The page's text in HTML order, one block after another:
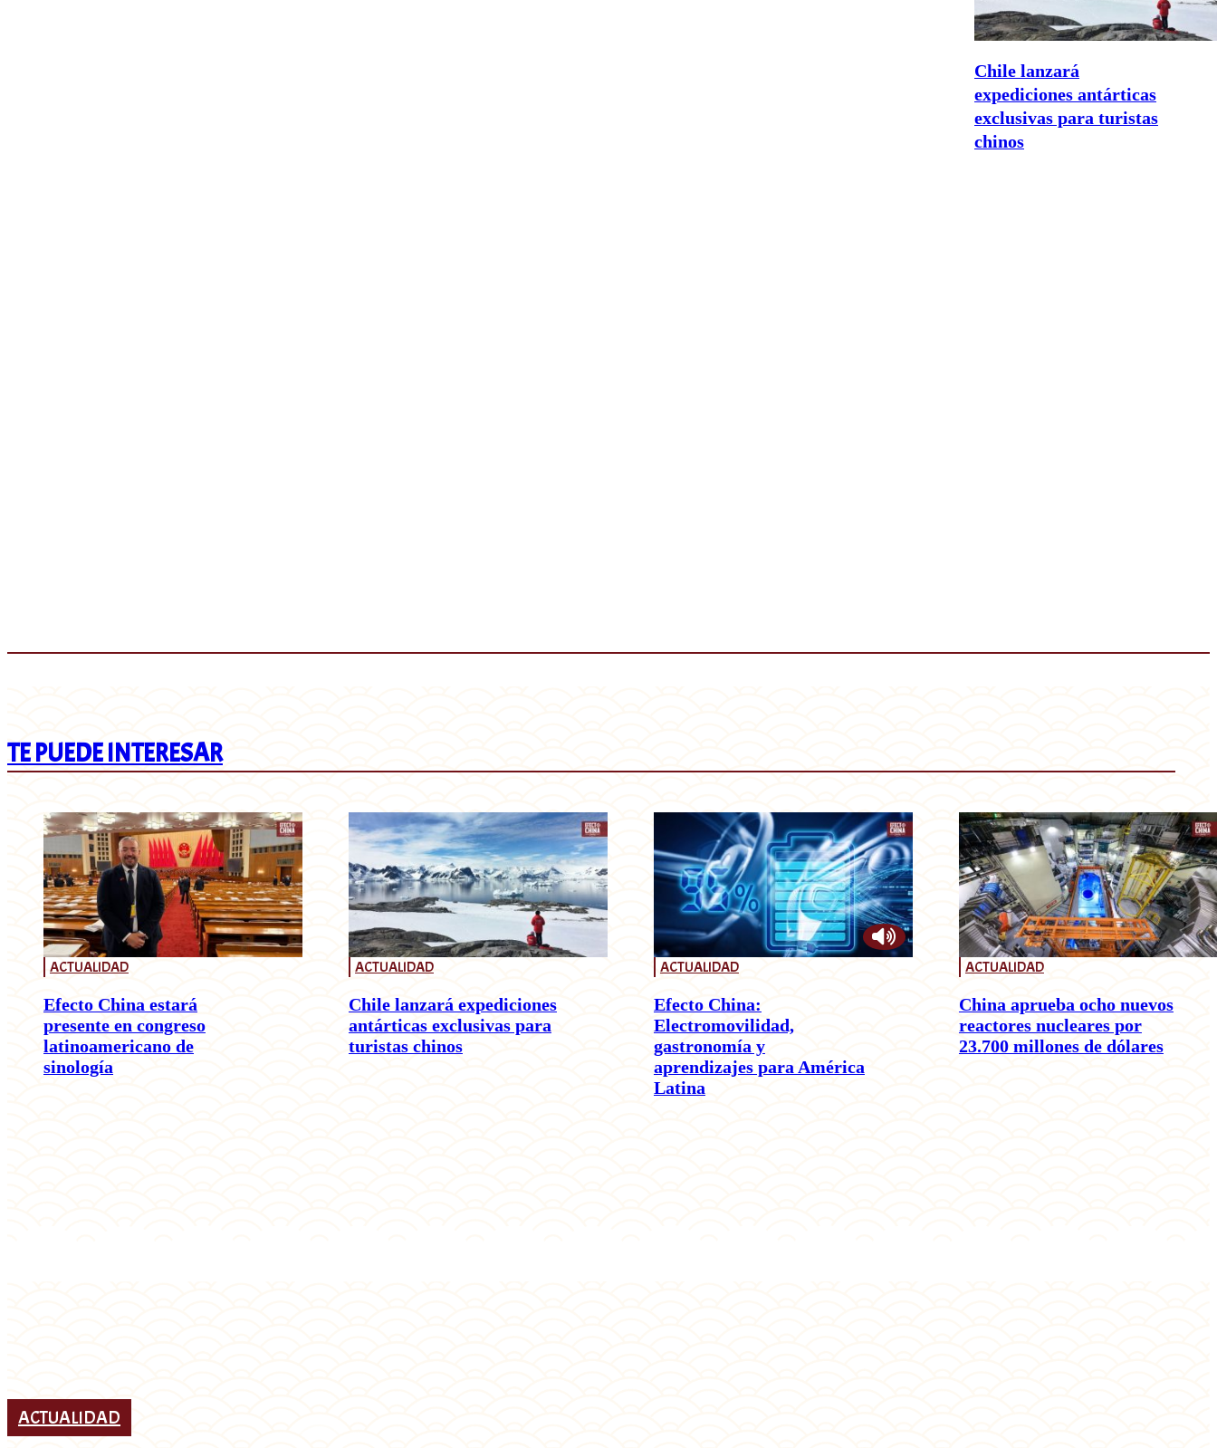
Chile lanzará
expediciones antárticas
exclusivas para turistas
chinos
TE PUEDE INTERESAR
ACTUALIDAD
Efecto China estará
presente en congreso
latinoamericano de
sinología
ACTUALIDAD
Chile lanzará expediciones
antárticas exclusivas para
turistas chinos
ACTUALIDAD
Efecto China:
Electromovilidad,
gastronomía y
aprendizajes para América
Latina
ACTUALIDAD
China aprueba ocho nuevos
reactores nucleares por
23.700 millones de dólares
ACTUALIDAD